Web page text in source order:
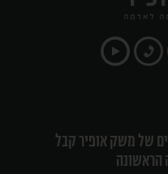
של משק אופיר קבל